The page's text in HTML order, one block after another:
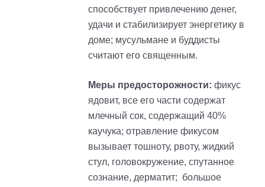
способствует привлечению денег,
удачи и стабилизирует энергетику в
доме; мусульмане и буддисты
считают его священным.
Меры предосторожности: фикус
ядовит, все его части содержат
млечный сок, содержащий 40%
каучука; отравление фикусом
вызывает тошноту, рвоту, жидкий
стул, головокружение, спутанное
сознание, дерматит; большое